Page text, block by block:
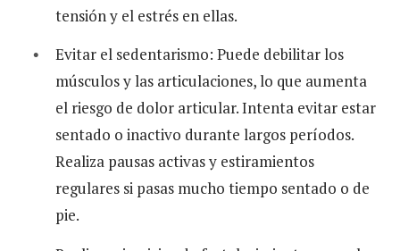
tensión y el estrés en ellas.
Evitar el sedentarismo: Puede debilitar los
músculos y las articulaciones, lo que aumenta
el riesgo de dolor articular. Intenta evitar estar
sentado o inactivo durante largos períodos.
Realiza pausas activas y estiramientos
regulares si pasas mucho tiempo sentado o de
pie.